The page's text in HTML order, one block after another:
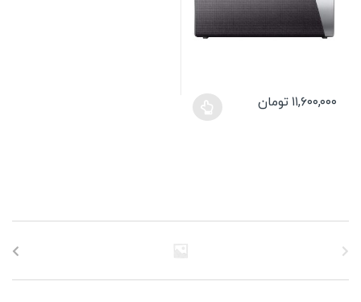
۱۱,۶۰۰,۰۰۰ تومان
باشد.
ممکن